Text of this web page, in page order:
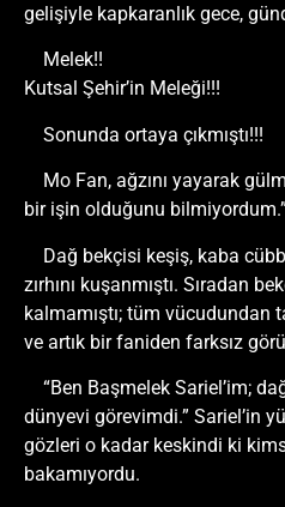
gelişiyle kapkaranlık gece,
Melek!!
Kutsal Şehir’in Meleği!!!
Sonunda ortaya çıkmıştı!!!
Mo Fan, ağzını yayarak
bir işin olduğunu bilmiyordum.”
Dağ bekçisi keşiş, kaba
zırhını kuşanmıştı. Sıradan
kalmamıştı; tüm vücudundan
ve artık bir faniden farksız
“Ben Başmelek Sariel’im;
dünyevi görevimdi.” Sariel’in
gözleri o kadar keskindi ki
bakamıyordu.